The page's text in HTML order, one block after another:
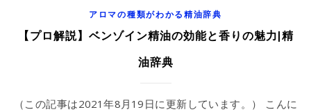
アロマの種類がわかる精油辞典
【プロ解説】ベンゾイン精油の効能と香りの魅力|精
油辞典
（この記事は2021年8月19日に更新しています。） こんに